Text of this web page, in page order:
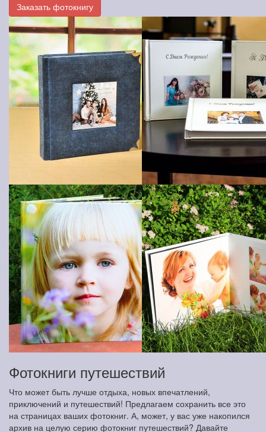
Заказать фотокнигу
Фотокниги путешествий
Что может быть лучше отдыха, новых впечатлений,
приключений и путешествий! Предлагаем сохранить все это
на страницах ваших фотокниг. А, может, у вас уже накопился
архив на целую серию фотокниг путешествий? Давайте